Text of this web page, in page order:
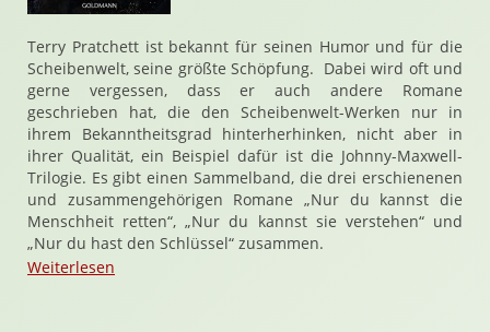
Terry Pratchett ist bekannt für seinen Humor und für die
Scheibenwelt, seine größte Schöpfung. Dabei wird oft und
gerne vergessen, dass er auch andere Romane
geschrieben hat, die den Scheibenwelt-Werken nur in
ihrem Bekanntheitsgrad hinterherhinken, nicht aber in
ihrer Qualität, ein Beispiel dafür ist die Johnny-Maxwell-
Trilogie. Es gibt einen Sammelband, die drei erschienenen
und zusammengehörigen Romane „Nur du kannst die
Menschheit retten“, „Nur du kannst sie verstehen“ und
„Nur du hast den Schlüssel“ zusammen.
Weiterlesen